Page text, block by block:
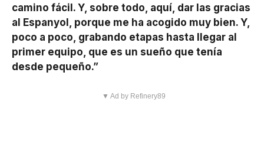
camino fácil. Y, sobre todo, aquí, dar las gracias
al Espanyol, porque me ha acogido muy bien. Y,
poco a poco, grabando etapas hasta llegar al
primer equipo, que es un sueño que tenía
desde pequeño.”
▼ Ad by Refinery89